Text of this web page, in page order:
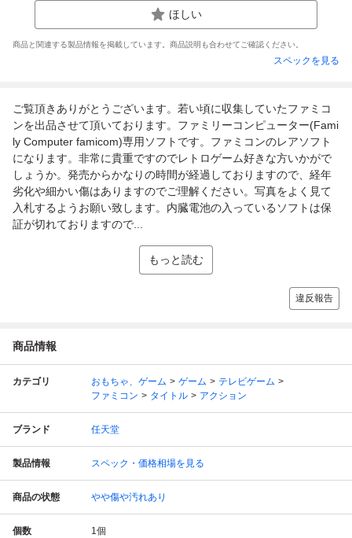
ほしい
商品と関連する製品情報を掲載しています。商品説明も合わせてご確認ください。
スペックを見る
ご覧頂きありがとうございます。若い頃に収集していたファミコ
ンを出品させて頂いております。ファミリーコンピューター(Fami
ly Computer famicom)専用ソフトです。ファミコンのレアソフト
になります。非常に貴重ですのでレトロゲーム好きな方いかがで
しょうか。発売からかなりの時間が経過しておりますので、経年
劣化や細かい傷はありますのでご理解ください。写真をよく見て
入札するようお願い致します。内臓電池の入っているソフトは保
証が切れておりますので...
もっと読む
違反報告
商品情報
カテゴリ おもちゃ、ゲーム ゲーム
テレビゲーム
ファミコン
タイトル アクション
ブランド 任天堂
製品情報 スペック・価格相場を見る
商品の状態 やや傷や汚れあり
個数 1個